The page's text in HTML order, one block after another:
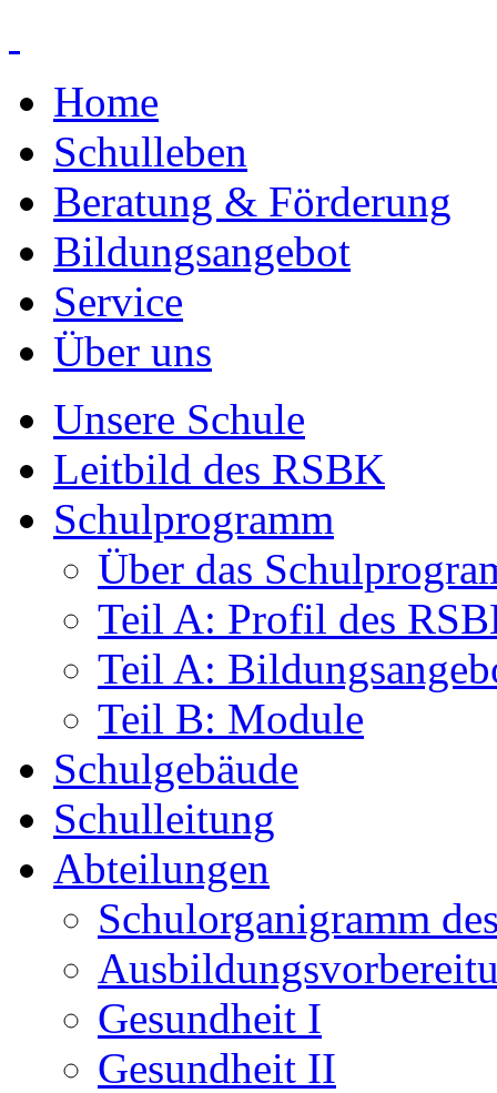
Home
Schulleben
Beratung & Förderung
Bildungsangebot
Service
Über uns
Unsere Schule
Leitbild des RSBK
Schulprogramm
Über das
Teil A: Profil des
Teil A:
Teil B: Module
Schulgebäude
Schulleitung
Abteilungen
Schulorganigramm
Gesundheit I
Gesundheit II